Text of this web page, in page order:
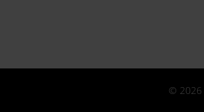
© 2026